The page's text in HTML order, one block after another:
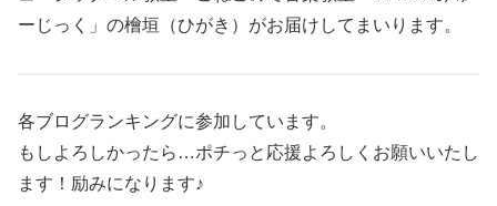
ーじっく」の檜垣（ひがき）がお届けしてまいります。
各ブログランキングに参加しています。
もしよろしかったら…ポチっと応援よろしくお願いいたし
ます！励みになります♪